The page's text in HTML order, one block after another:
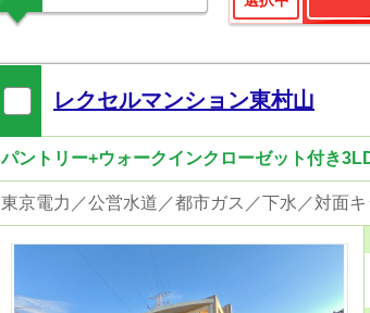
レクセルマンション東村山
パントリー+ウォークインクローゼット付き